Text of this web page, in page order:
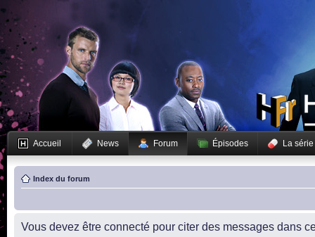
Accueil News Forum Épisodes La série
Index du forum
Vous devez être connecté pour citer des messages dans